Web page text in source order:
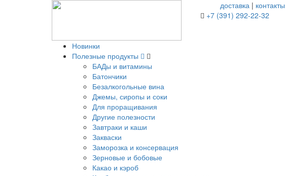
доставка | контакты
+7 (391) 292-22-32
Новинки
Полезные продукты
БАДы и витамины
Батончики
Безалкогольные вина
Джемы, сиропы и соки
Для проращивания
Другие полезности
Завтраки и каши
Закваски
Заморозка и консервация
Зерновые и бобовые
Какао и кэроб